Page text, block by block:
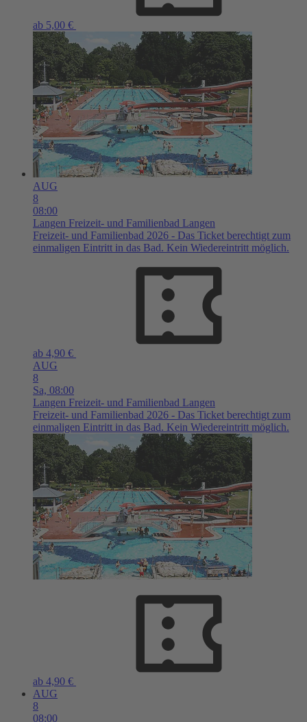
ab 5,00 €
AUG
8
08:00
Langen Freizeit- und Familienbad Langen
Freizeit- und Familienbad 2026 - Das Ticket berechtigt zum
einmaligen Eintritt in das Bad. Kein Wiedereintritt möglich.
ab 4,90 €
AUG
8
Sa, 08:00
Langen Freizeit- und Familienbad Langen
Freizeit- und Familienbad 2026 - Das Ticket berechtigt zum
einmaligen Eintritt in das Bad. Kein Wiedereintritt möglich.
ab 4,90 €
AUG
8
08:00